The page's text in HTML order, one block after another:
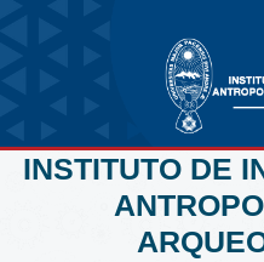
INSTITUTO DE